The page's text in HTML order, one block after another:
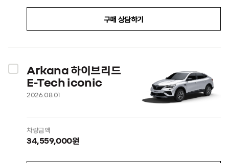
구매 상담하기
Arkana 하이브리드
E-Tech iconic
2026.08.01
차량금액
34,559,000원